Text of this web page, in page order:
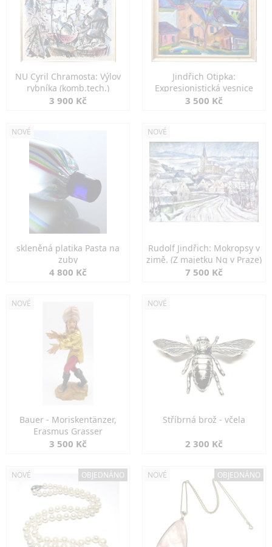
NU Cyril Chramosta: Výlov
rybníka (komb.tech.)
3 900 Kč
Jindřich Otipka:
Expresionistická vesnice
3 500 Kč
NOVÉ
skleněná platika Pasta na
zuby
4 800 Kč
NOVÉ
Rudolf Jindřich: Mokropsy v
zimě. (Z majetku Ng v Praze)
7 500 Kč
NOVÉ
Bauer - Moriskentänzer,
Erasmus Grasser
3 500 Kč
NOVÉ
Stříbrná brož - včela
2 300 Kč
NOVÉ OBJEDNÁNO NOVÉ OBJEDNÁNO